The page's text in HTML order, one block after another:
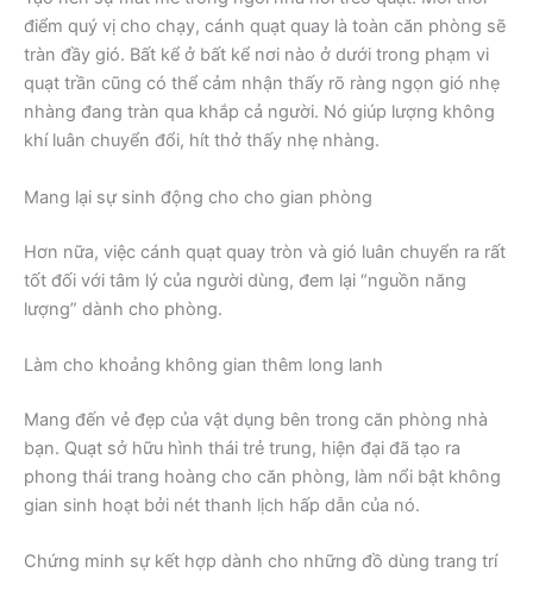
điểm quý vị cho chạy, cánh quạt quay là toàn căn phòng sẽ
tràn đầy gió. Bất kể ở bất kể nơi nào ở dưới trong phạm vi
quạt trần cũng có thể cảm nhận thấy rõ ràng ngọn gió nhẹ
nhàng đang tràn qua khắp cả người. Nó giúp lượng không
khí luân chuyển đổi, hít thở thấy nhẹ nhàng.
Mang lại sự sinh động cho cho gian phòng
Hơn nữa, việc cánh quạt quay tròn và gió luân chuyển ra rất
tốt đối với tâm lý của người dùng, đem lại “nguồn năng
lượng” dành cho phòng.
Làm cho khoảng không gian thêm long lanh
Mang đến vẻ đẹp của vật dụng bên trong căn phòng nhà
bạn. Quạt sở hữu hình thái trẻ trung, hiện đại đã tạo ra
phong thái trang hoàng cho căn phòng, làm nổi bật không
gian sinh hoạt bởi nét thanh lịch hấp dẫn của nó.
Chứng minh sự kết hợp dành cho những đồ dùng trang trí